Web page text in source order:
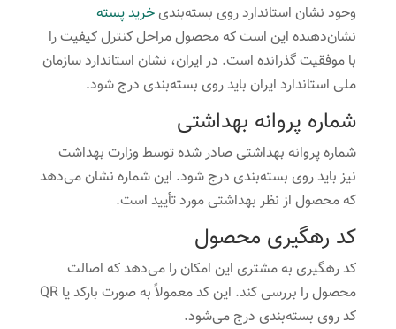
وجود نشان استاندارد روی بسته‌بندیخرید پسته
نشان‌دهنده این است که محصول مراحل کنترل کیفیت را
با موفقیت گذرانده است. در ایران، نشان استاندارد سازمان
ملی استاندارد ایران باید روی بسته‌بندی درج شود.
شماره پروانه بهداشتی
شماره پروانه بهداشتی صادر شده توسط وزارت بهداشت
نیز باید روی بسته‌بندی درج شود. این شماره نشان می‌دهد
که محصول از نظر بهداشتی مورد تأیید است.
کد رهگیری محصول
کد رهگیری به مشتری این امکان را می‌دهد که اصالت
محصول را بررسی کند. این کد معمولاً به صورت بارکد یا QR
کد روی بسته‌بندی درج می‌شود.